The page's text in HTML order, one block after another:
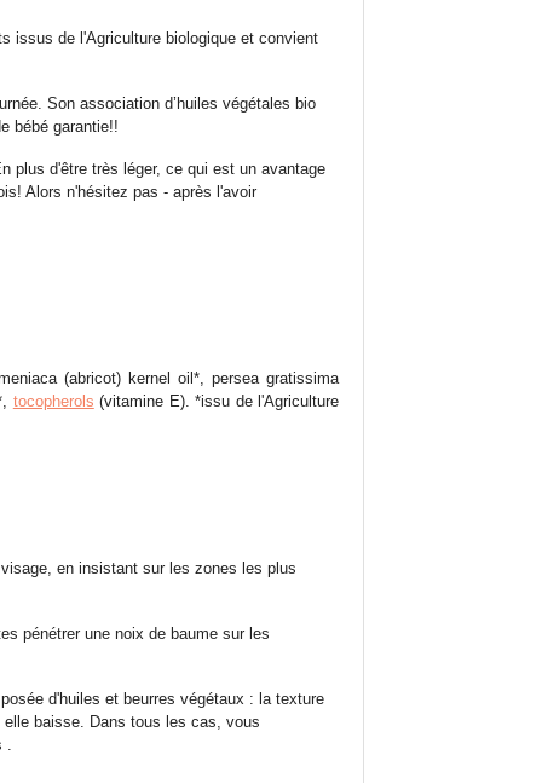
issus de l'Agriculture biologique et convient
Son association d’huiles végétales bio
bébé garantie!!
plus d'être très léger, ce qui est un avantage
Alors n'hésitez pas - après l'avoir
(abricot) kernel oil*, persea gratissima
tocopherols (vitamine E). *issu de l'Agriculture
en insistant sur les zones les plus
pénétrer une noix de baume sur les
d'huiles et beurres végétaux : la texture
elle baisse. Dans tous les cas, vous
.